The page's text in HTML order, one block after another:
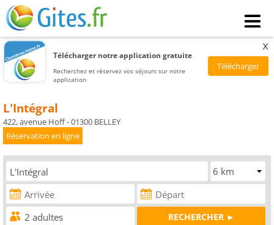
Télécharger notre application gratuite
Recherchez et réservez vos séjours sur notre
application
x
L'Intégral
422, avenue Hoff - 01300 BELLEY
Réservation en ligne